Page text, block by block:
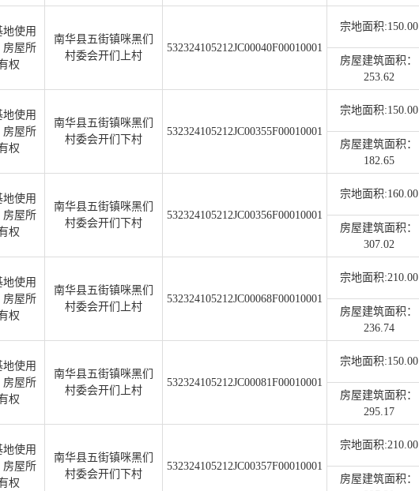
地使用
房屋所
权
南华县五街镇咪黑们
村委会开们上村
532324105212JC00040F00010001
宗地面积:150.00
房屋建筑面积：
253.62
地使用
房屋所
权
南华县五街镇咪黑们
村委会开们下村
532324105212JC00355F00010001
宗地面积:150.00
房屋建筑面积：
182.65
地使用
房屋所
权
南华县五街镇咪黑们
村委会开们下村
532324105212JC00356F00010001
宗地面积:160.00
房屋建筑面积：
307.02
地使用
房屋所
权
南华县五街镇咪黑们
村委会开们上村
532324105212JC00068F00010001
宗地面积:210.00
房屋建筑面积：
236.74
地使用
房屋所
权
南华县五街镇咪黑们
村委会开们上村
532324105212JC00081F00010001
宗地面积:150.00
房屋建筑面积：
295.17
地使用
房屋所
权
南华县五街镇咪黑们
村委会开们下村
532324105212JC00357F00010001
宗地面积:210.00
房屋建筑面积：